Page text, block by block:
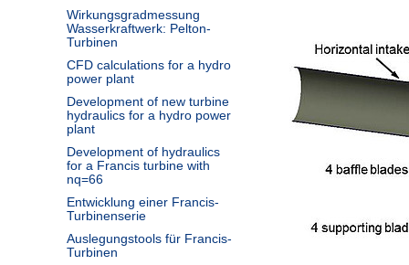
Wirkungsgradmessung
Wasserkraftwerk: Pelton-
Turbinen
CFD calculations for a hydro
power plant
Development of new turbine
hydraulics for a hydro power
plant
Development of hydraulics
for a Francis turbine with
nq=66
Entwicklung einer Francis-
Turbinenserie
Auslegungstools für Francis-
Turbinen